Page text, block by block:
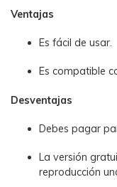
Ventajas
Es fácil de usar.
Es compatible
Desventajas
Debes pagar
La versión
reproducción